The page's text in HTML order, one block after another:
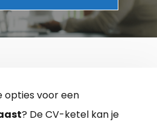
opties voor een
? De CV-ketel kan je